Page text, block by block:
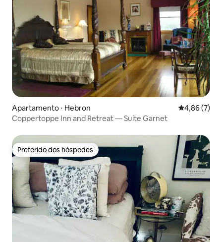
Apartamento ⋅ Hebron 4,86 de uma
4,86 (7)
Coppertoppe Inn and Retreat — Suíte Garnet
Preferido dos hóspedes
Preferido dos hóspedes